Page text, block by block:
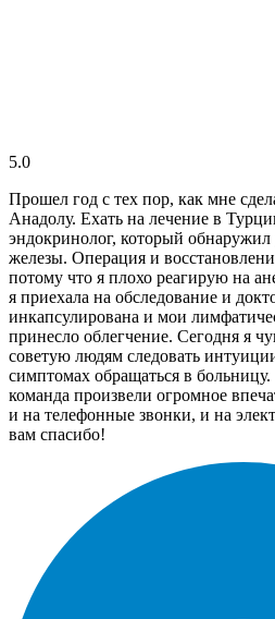
5.0
Прошел год с тех пор, как мне
Анадолу. Ехать на лечение в
эндокринолог, который
железы. Операция и
потому что я плохо реагирую на
я приехала на обследование и
инкапсулирована и мои
принесло облегчение. Сегодня я
советую людям следовать
симптомах обращаться в
команда произвели огромное
и на телефонные звонки, и на
вам спасибо!